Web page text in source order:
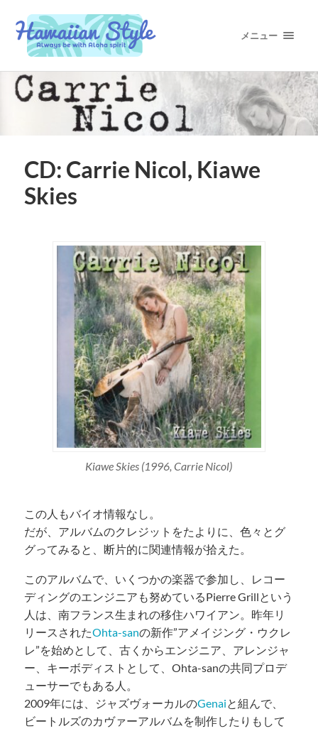
メニュー
CD: Carrie Nicol, Kiawe
Skies
Kiawe Skies (1996, Carrie Nicol)
この人もバイオ情報なし。
だが、アルバムのクレジットをたよりに、色々とグ
グってみると、断片的に関連情報が拾えた。
このアルバムで、いくつかの楽器で参加し、レコー
ディングのエンジニアも努めているPierre Grillという
人は、南フランス生まれの移住ハワイアン。昨年リ
リースされたOhta-sanの新作”アメイジング・ウクレ
レ”を始めとして、古くからエンジニア、アレンジャ
ー、キーボディストとして、Ohta-sanの共同プロデ
ューサーでもある人。
2009年には、ジャズヴォーカルのGenaiと組んで、
ビートルズのカヴァーアルバムを制作したりもして